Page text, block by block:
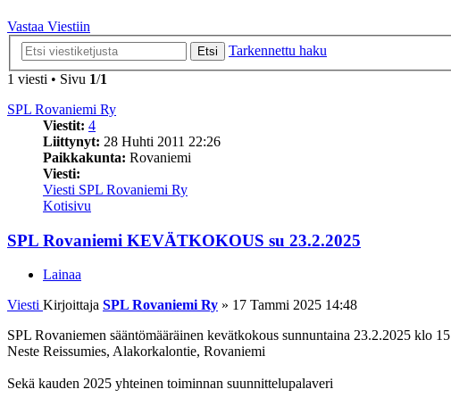
Vastaa Viestiin
Etsi
Tarkennettu haku
1 viesti • Sivu 1/1
SPL Rovaniemi Ry
Viestit: 4
Liittynyt: 28 Huhti 2011 22:26
Paikkakunta: Rovaniemi
Viesti:
Viesti SPL Rovaniemi Ry
Kotisivu
SPL Rovaniemi KEVÄTKOKOUS su 23.2.2025
Lainaa
Viesti Kirjoittaja SPL Rovaniemi Ry » 17 Tammi 2025 14:48
SPL Rovaniemen sääntömääräinen kevätkokous sunnuntaina 23.2.2025 klo 15
Neste Reissumies, Alakorkalontie, Rovaniemi
Sekä kauden 2025 yhteinen toiminnan suunnittelupalaveri